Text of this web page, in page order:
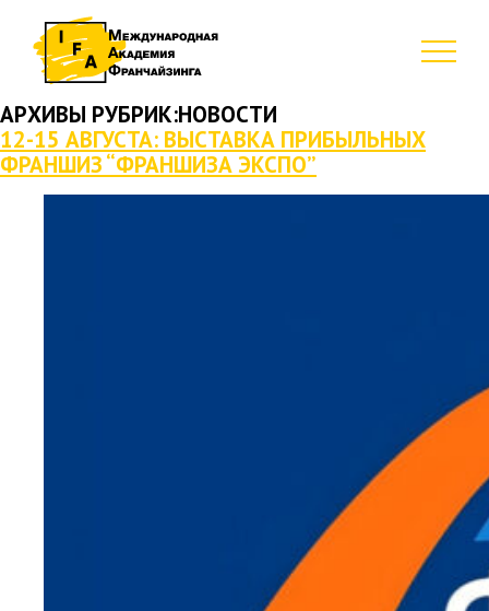
АРХИВЫ РУБРИК:НОВОСТИ
12-15 АВГУСТА: ВЫСТАВКА ПРИБЫЛЬНЫХ
ФРАНШИЗ “ФРАНШИЗА ЭКСПО”